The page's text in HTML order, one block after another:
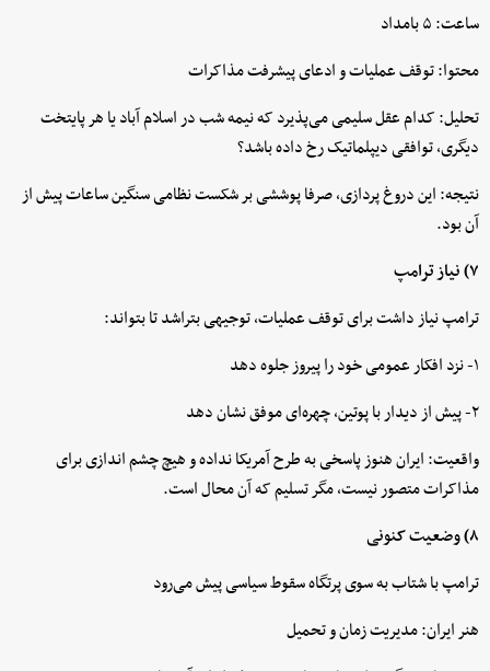
ساعت: ۵ بامداد
محتوا: توقف عملیات و ادعای پیشرفت مذاکرات
تحلیل: کدام عقل سلیمی می‌پذیرد که نیمه شب در اسلام آباد یا هر پایتخت
دیگری، توافقی دیپلماتیک رخ داده باشد؟
نتیجه: این دروغ پردازی، صرفا پوششی بر شکست نظامی سنگین ساعات پیش از
آن بود.
۷) نیاز ترامپ
ترامپ نیاز داشت برای توقف عملیات، توجیهی بتراشد تا بتواند:
۱- نزد افکار عمومی خود را پیروز جلوه دهد
۲- پیش از دیدار با پوتین، چهره‌ای موفق نشان دهد
واقعیت: ایران هنوز پاسخی به طرح آمریکا نداده و هیچ چشم اندازی برای
مذاکرات متصور نیست، مگر تسلیم که آن محال است.
۸) وضعیت کنونی
ترامپ با شتاب به سوی پرتگاه سقوط سیاسی پیش می‌رود
هنر ایران: مدیریت زمان و تحمیل